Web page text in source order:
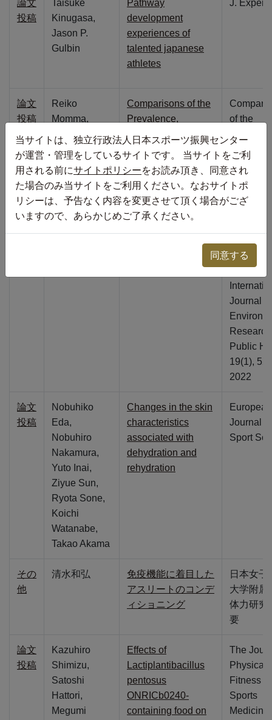
論文
投稿
Taisuke
Kinugasa,
Jason P.
Gulbin
Pathway
development
experiences of
talented japanese
athletes
J. Expert.
論文
投稿
Reiko
Momma,
Yoshio
Nakata,
Akemi Sawai,
Maho
Takeda,
Hiroaki
Comparisons of the
Prevalence,
Severity, and Risk
Factors of
Dysmenorrhea
between Japanese
Female Athletes
and Non-Athletes in
of the
severity,
risk
between
non-
Journal of
Public
19(1), 52,
2022
論文
投稿
Nobuhiko
Eda,
Nobuhiro
Nakamura,
Yuto Inai,
Ziyue Sun,
Ryota Sone,
Koichi
Watanabe,
Takao Akama
Changes in the skin
characteristics
associated with
dehydration and
rehydration
European
Journal of
Sport
その
他
清水和弘
免疫機能に着目した
アスリートのコンデ
ィショニング
日本女子
大学附属
体力研究
要
論文
投稿
Kazuhiro
Shimizu,
Satoshi
Hattori,
Megumi
Effects of
Lactiplantibacillus
pentosus
ONRICb0240-
containing food on
The
Physical
Fitness
Sports
Medicine
当サイトは、独立行政法人日本スポーツ振興センター
が運営・管理をしているサイトです。 当サイトをご利
用される前にサイトポリシーをお読み頂き、同意され
た場合のみ当サイトをご利用ください。なおサイトポ
リシーは、予告なく内容を変更させて頂く場合がござ
いますので、あらかじめご了承ください。
同意する